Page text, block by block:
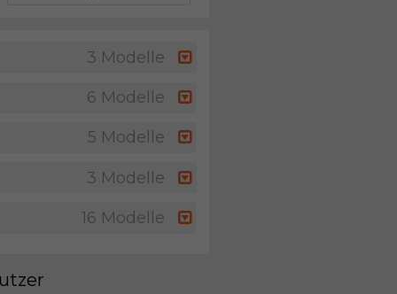
3 Modelle
6 Modelle
5 Modelle
3 Modelle
16 Modelle